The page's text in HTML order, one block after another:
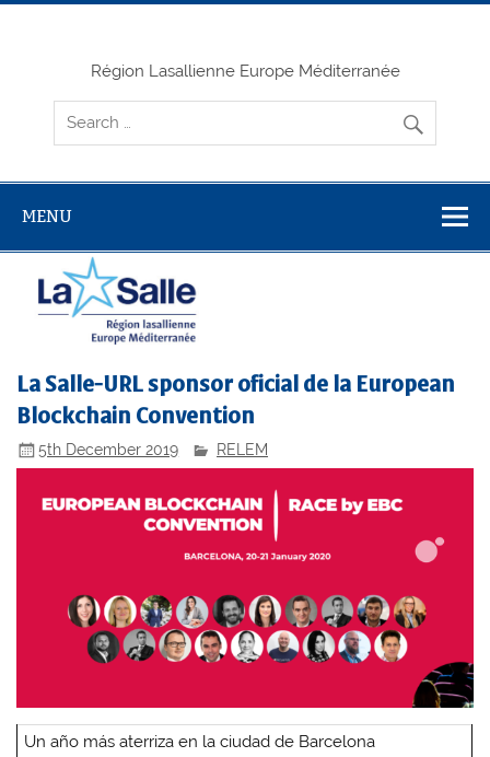
Skip
Région Lasallienne Europe Méditerranée
MENU
La Salle-URL sponsor oficial de la European
Blockchain Convention
5th December 2019 RELEM
Un año más aterriza en la ciudad de Barcelona